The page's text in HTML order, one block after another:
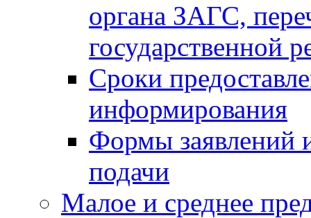
органа ЗАГС,
государственной
Сроки
информирования
Формы заявлений
подачи
Малое и среднее